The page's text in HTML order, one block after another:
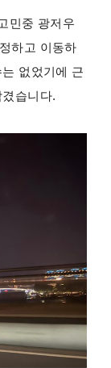
민중 광저우
하고 이동하
없었기에 근
습니다.